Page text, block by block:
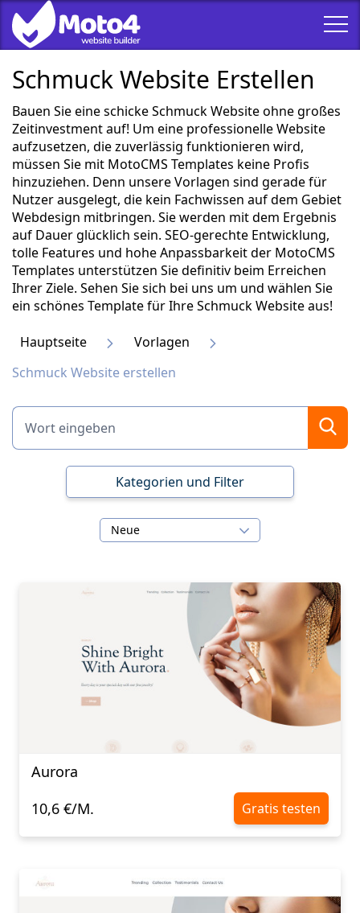
Schmuck Website Erstellen
Bauen Sie eine schicke Schmuck Website ohne großes
Zeitinvestment auf! Um eine professionelle Website
aufzusetzen, die zuverlässig funktionieren wird,
müssen Sie mit MotoCMS Templates keine Profis
hinzuziehen. Denn unsere Vorlagen sind gerade für
Nutzer ausgelegt, die kein Fachwissen auf dem Gebiet
Webdesign mitbringen. Sie werden mit dem Ergebnis
auf Dauer glücklich sein. SEO-gerechte Entwicklung,
tolle Features und hohe Anpassbarkeit der MotoCMS
Templates unterstützen Sie definitiv beim Erreichen
Ihrer Ziele. Sehen Sie sich bei uns um und wählen Sie
ein schönes Template für Ihre Schmuck Website aus!
Hauptseite
Vorlagen
Schmuck Website erstellen
Kategorien und Filter
Neue
Aurora
10,6 €/M.
Gratis testen